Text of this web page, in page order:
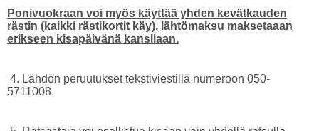
Ponivuokraan voi myös käyttää yhden kevätkauden
rästin (kaikki rästikortit käy), lähtömaksu maksetaaan
erikseen kisapäivänä kansliaan.
4. Lähdön peruutukset tekstiviestillä numeroon 050-
5711008.